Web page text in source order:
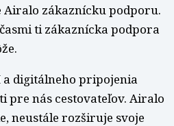
Airalo zákaznícku podporu.
ti zákaznícka podpora
a digitálneho pripojenia
pre nás cestovateľov. Airalo
neustále rozširuje svoje